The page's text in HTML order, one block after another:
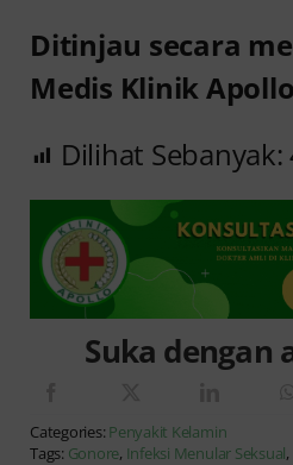
Ditinjau secara
Medis Klinik
Dilihat Sebanyak:
Suka dengan
Categories: Penyakit Kelamin
Tags: Gonore, Infeksi Menular Seksual,